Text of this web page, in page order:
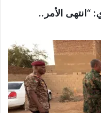
“انتهى الأمر..